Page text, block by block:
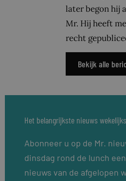
later begon hij
Mr. Hij heeft
recht
Bekijk alle
Het belangrijkste nieuws
Abonneer u op de Mr.
dinsdag rond de lunch
nieuws van de afgelopen